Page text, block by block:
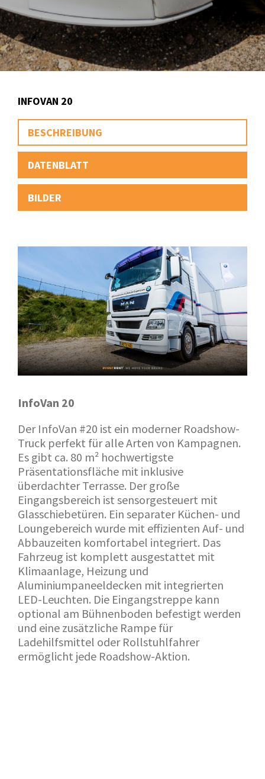
INFOVAN 20
BESCHREIBUNG
DATENBLATT
BILDER
InfoVan 20
Der InfoVan #20 ist ein moderner Roadshow-
Truck perfekt für alle Arten von Kampagnen.
Es gibt ca. 80 m² hochwertigste
Präsentationsfläche mit inklusive
überdachter Terrasse. Der große
Eingangsbereich ist sensorgesteuert mit
Glasschiebetüren. Ein separater Küchen- und
Loungebereich wurde mit effizienten Auf- und
Abbauzeiten komfortabel integriert. Das
Fahrzeug ist komplett ausgestattet mit
Klimaanlage, Heizung und
Aluminiumpaneeldecken mit integrierten
LED-Leuchten. Die Eingangstreppe kann
optional am Bühnenboden befestigt werden
und eine zusätzliche Rampe für
Ladehilfsmittel oder Rollstuhlfahrer
ermöglicht jede Roadshow-Aktion.